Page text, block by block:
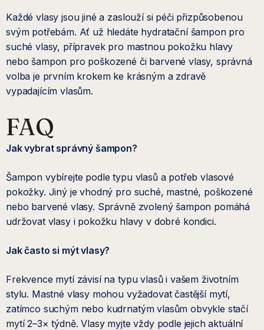
Každé vlasy jsou jiné a zaslouží si péči přizpůsobenou
svým potřebám. Ať už hledáte hydratační šampon pro
suché vlasy, přípravek pro mastnou pokožku hlavy
nebo šampon pro poškozené či barvené vlasy, správná
volba je prvním krokem ke krásným a zdravě
vypadajícím vlasům.
FAQ
Jak vybrat správný šampon?
Šampon vybírejte podle typu vlasů a potřeb vlasové
pokožky. Jiný je vhodný pro suché, mastné, poškozené
nebo barvené vlasy. Správně zvolený šampon pomáhá
udržovat vlasy i pokožku hlavy v dobré kondici.
Jak často si mýt vlasy?
Frekvence mytí závisí na typu vlasů i vašem životním
stylu. Mastné vlasy mohou vyžadovat častější mytí,
zatímco suchým nebo kudrnatým vlasům obvykle stačí
mytí 2–3× týdně. Vlasy myjte vždy podle jejich aktuální